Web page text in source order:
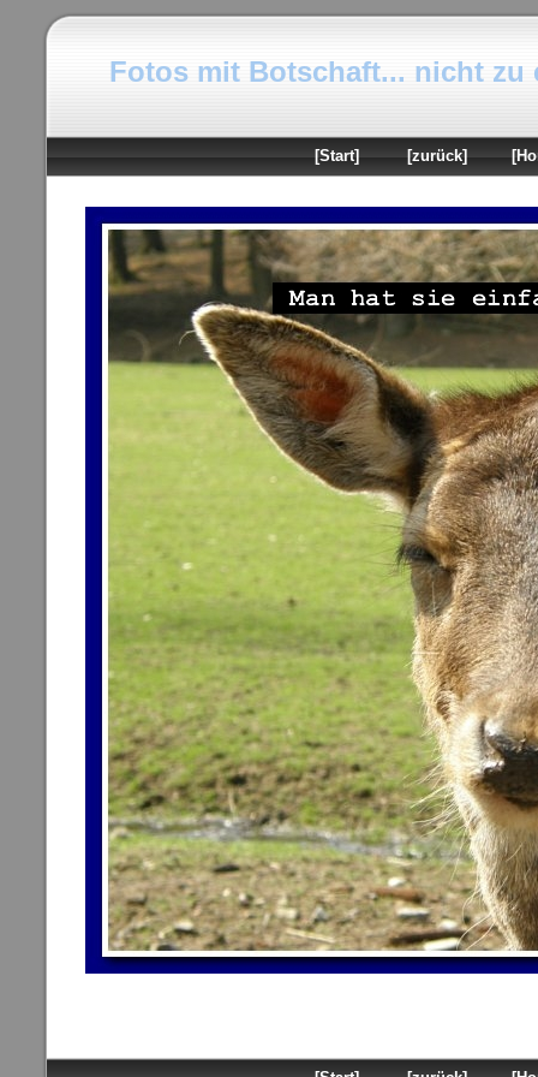
Fotos mit Botschaft... nicht zu
[Start] [zurück]